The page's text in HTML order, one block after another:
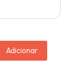
Adicionar